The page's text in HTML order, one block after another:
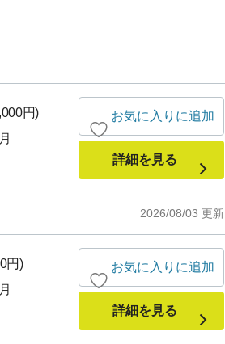
円)
2026/08/03 更新
お気に入りに追加
詳細を見る
円)
お気に入りに追加
詳細を見る